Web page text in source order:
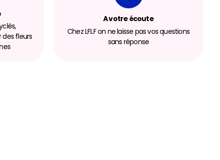
des fleurs
A votre écoute
Chez LFLF on ne laisse pas vos questions
sans réponse